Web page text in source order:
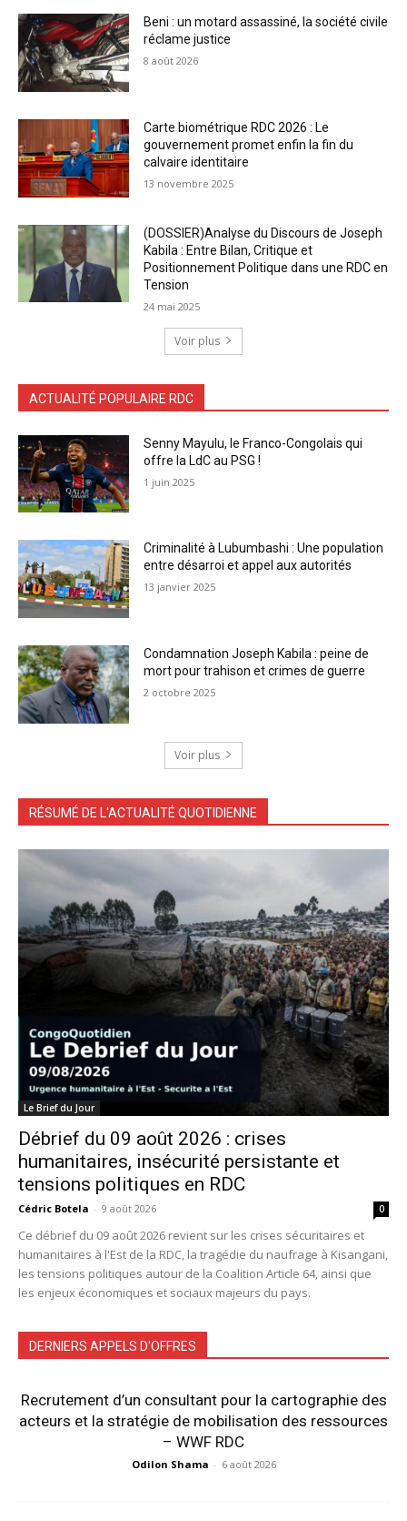
Beni : un motard assassiné, la société civile
réclame justice
8 août 2026
Carte biométrique RDC 2026 : Le
gouvernement promet enfin la fin du
calvaire identitaire
13 novembre 2025
(DOSSIER)Analyse du Discours de Joseph
Kabila : Entre Bilan, Critique et
Positionnement Politique dans une RDC en
Tension
24 mai 2025
Voir plus
ACTUALITÉ POPULAIRE RDC
Senny Mayulu, le Franco-Congolais qui
offre la LdC au PSG !
1 juin 2025
Criminalité à Lubumbashi : Une population
entre désarroi et appel aux autorités
13 janvier 2025
Condamnation Joseph Kabila : peine de
mort pour trahison et crimes de guerre
2 octobre 2025
Voir plus
RÉSUMÉ DE L'ACTUALITÉ QUOTIDIENNE
Le Brief du Jour
Débrief du 09 août 2026 : crises
humanitaires, insécurité persistante et
tensions politiques en RDC
Cédric Botela - 9 août 2026 0
Ce débrief du 09 août 2026 revient sur les crises sécuritaires et
humanitaires à l'Est de la RDC, la tragédie du naufrage à Kisangani,
les tensions politiques autour de la Coalition Article 64, ainsi que
les enjeux économiques et sociaux majeurs du pays.
DERNIERS APPELS D'OFFRES
Recrutement d’un consultant pour la cartographie des
acteurs et la stratégie de mobilisation des ressources
– WWF RDC
Odilon Shama - 6 août 2026